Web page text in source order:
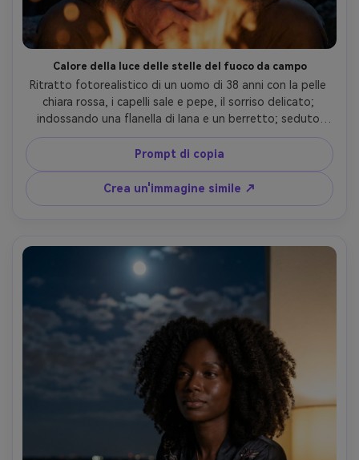
Calore della luce delle stelle del fuoco da campo
Ritratto fotorealistico di un uomo di 38 anni con la pelle
chiara rossa, i capelli sale e pepe, il sorriso delicato;
indossando una flanella di lana e un berretto; seduto
vicino a un piccolo fuoco con pini e stelle sopra; chiave
calda a luce di fuoco, riempimento notturno fresco,
bordo morbido dal chiaro di luna; Nikon Z6II, 85mm f/1.8;
Inquadratura in vita, fuoco bokeh in primo piano;
accogliente, umore nostalgico; Trama realistica della
4:5
Prompt di copia
Crea un'immagine simile ↗